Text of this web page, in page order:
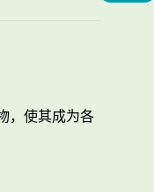
，使其成为各